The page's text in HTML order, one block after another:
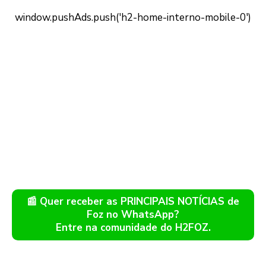
📰 Quer receber as PRINCIPAIS NOTÍCIAS de
Foz no WhatsApp?
Entre na comunidade do H2FOZ.